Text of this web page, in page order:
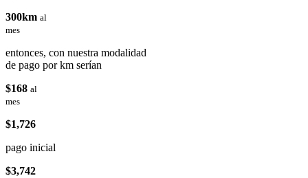
300km al
mes
entonces, con nuestra modalidad
de pago por km serían
$168 al
mes
$1,726
pago inicial
$3,742